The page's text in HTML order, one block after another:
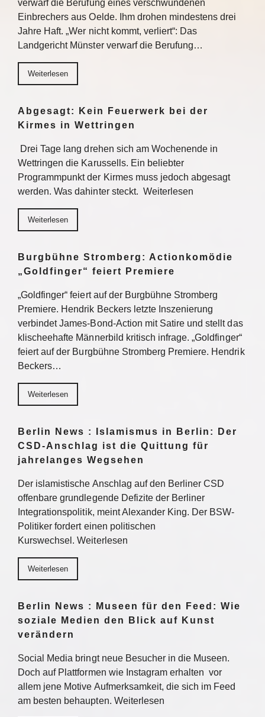
verwarf die Berufung eines verschwundenen
Einbrechers aus Oelde. Ihm drohen mindestens drei
Jahre Haft. „Wer nicht kommt, verliert“: Das
Landgericht Münster verwarf die Berufung…
Weiterlesen
Abgesagt: Kein Feuerwerk bei der
Kirmes in Wettringen
Drei Tage lang drehen sich am Wochenende in
Wettringen die Karussells. Ein beliebter
Programmpunkt der Kirmes muss jedoch abgesagt
werden. Was dahinter steckt. Weiterlesen
Weiterlesen
Burgbühne Stromberg: Actionkomödie
„Goldfinger“ feiert Premiere
„Goldfinger“ feiert auf der Burgbühne Stromberg
Premiere. Hendrik Beckers letzte Inszenierung
verbindet James-Bond-Action mit Satire und stellt das
klischeehafte Männerbild kritisch infrage. „Goldfinger“
feiert auf der Burgbühne Stromberg Premiere. Hendrik
Beckers…
Weiterlesen
Berlin News : Islamismus in Berlin: Der
CSD-Anschlag ist die Quittung für
jahrelanges Wegsehen
Der islamistische Anschlag auf den Berliner CSD
offenbare grundlegende Defizite der Berliner
Integrationspolitik, meint Alexander King. Der BSW-
Politiker fordert einen politischen
Kurswechsel. Weiterlesen
Weiterlesen
Berlin News : Museen für den Feed: Wie
soziale Medien den Blick auf Kunst
verändern
Social Media bringt neue Besucher in die Museen.
Doch auf Plattformen wie Instagram erhalten vor
allem jene Motive Aufmerksamkeit, die sich im Feed
am besten behaupten. Weiterlesen